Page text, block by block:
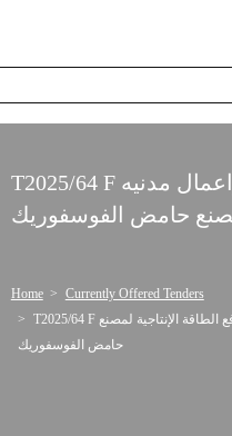
T2025/64 F تنفيذ اعمال هياكل معدنيه واعمال مدنيه
حامض الفوسفوريك
Home
Currently Offered Tenders
T2025/64 F تنفيذ اعمال هياكل معدنيه واعمال مدنيه لرفع الطاقة الإنتاجية لمصنع
حامض الفوسفوريك